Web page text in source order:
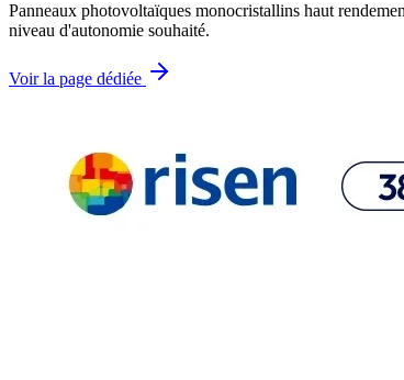
Panneaux photovoltaïques monocristallins haut
niveau d'autonomie souhaité.
Voir la page dédiée